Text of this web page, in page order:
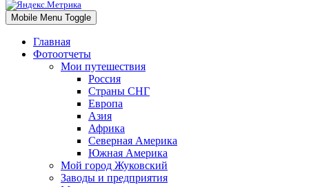
Mobile Menu Toggle
Главная
Фотоотчеты
Мои путешествия
Россия
Страны СНГ
Европа
Азия
Африка
Северная Америка
Южная Америка
Мой город Жуковский
Заводы и предприятия